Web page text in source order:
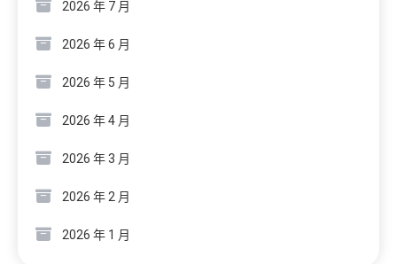
2026 年 7 月
2026 年 6 月
2026 年 5 月
2026 年 4 月
2026 年 3 月
2026 年 2 月
2026 年 1 月